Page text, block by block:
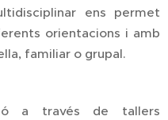
ens permet
orientacions i amb
familiar o grupal.
a través de tallers